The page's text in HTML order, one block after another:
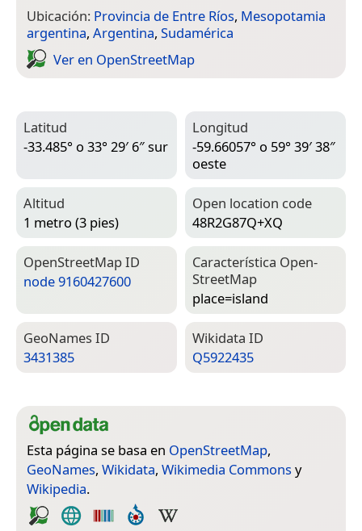
Ubicación: Provincia de Entre Ríos, Mesopotamia
argentina, Argentina, Sudamérica
Ver en Open­Street­Map
Latitud
-33.485° o 33° 29′ 6″ sur
Longitud
-59.66057° o 59° 39′ 38″
oeste
Altitud
1 metro (3 pies)
Open location code
48R2G87Q+XQ
Open­Street­Map ID
node 9160427600
Característica Open­
Street­Map
place=­island
Geo­Names ID
3431385
Wiki­data ID
Q5922435
Esta página se basa en OpenStreetMap,
GeoNames, Wikidata, Wikimedia Commons y
Wikipedia.